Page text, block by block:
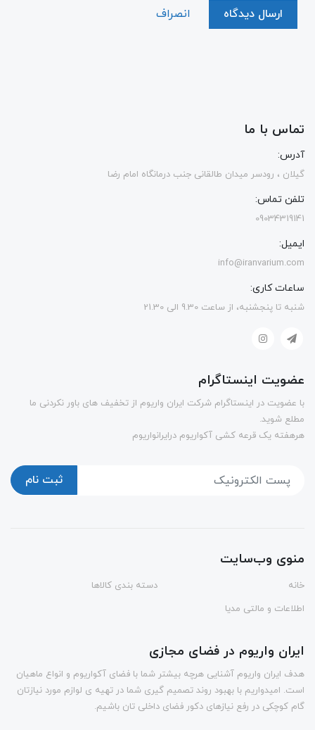
ارسال دیدگاه انصراف
تماس با ما
آدرس:
گیلان ، رودسر میدان طالقانی جنب درمانگاه امام رضا
تلفن تماس:
09034319141
ایمیل:
info@iranvarium.com
ساعات کاری:
شنبه تا پنجشنبه، از ساعت 9.30 الی 21.30
عضویت اینستاگرام
با عضویت در اینستاگرام شرکت ایران واریوم از تخفیف های باور نکردنی ما
مطلع شوید.
هرهفته یک قرعه کشی آکواریوم درایرانواریوم
ثبت نام
منوی وب‌سایت
خانه
دسته بندی کالاها
اطلاعات و مالتی مدیا
ایران واریوم در فضای مجازی
هدف ایران واریوم آشنایی هرچه بیشتر شما با فضای آکواریوم و انواع ماهیان
است. امیدواریم با بهبود روند تصمیم گیری شما در تهیه ی لوازم مورد نیازتان
گام کوچکی در رفع نیازهای دکور فضای داخلی تان باشیم.